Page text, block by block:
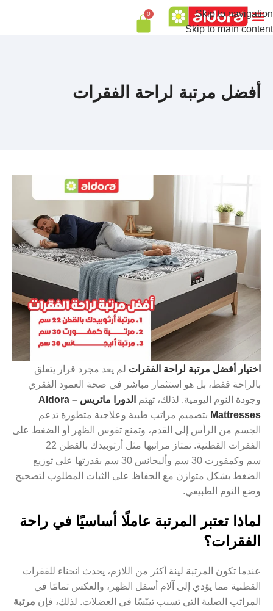
Skip to navigation
Skip to main content
0
أفضل مرتبة لراحة الفقرات
اختيار أفضل مرتبة لراحة الفقرات لم يعد مجرد قرار يتعلق
بالراحة فقط، بل هو استثمار مباشر في صحة العمود الفقري
وجودة النوم اليومية. لذلك، تهتم
الدورا ماتريس – Aldora
Mattresses بتصميم مراتب طبية وعلاجية متطورة تدعم
الجسم من الرأس إلى القدم، وتمنع تقوس الظهر أو الضغط على
الفقرات القطنية. تمتاز مراتبها مثل
أرثوبيدك بالقطن 22
سم وكمفورت 30 سم و أليجانس 30 سم
بقدرتها على توزيع
الضغط بشكل متوازن مع الحفاظ على الثبات المطلوب لتصحيح
وضع النوم الطبيعي.
لماذا تعتبر المرتبة عاملًا أساسيًا في راحة
الفقرات؟
عندما تكون المرتبة لينة أكثر من اللازم، يحدث انحناء للفقرات
القطنية مما يؤدي إلى آلام أسفل الظهر، والعكس تمامًا في
المراتب الصلبة التي تسبب تيبّسًا في العضلات. لذلك، فإن مرتبة